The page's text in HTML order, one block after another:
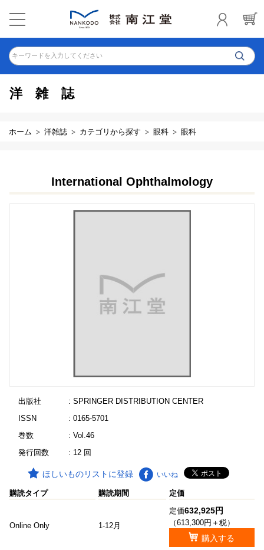
キーワードを入力してください
洋雑誌
ホーム 洋雑誌 カテゴリから探す 眼科 眼科
International Ophthalmology
出版社
: SPRINGER DISTRIBUTION CENTER
ISSN
: 0165-5701
巻数
: Vol.46
発行回数
: 12 回
ほしいものリストに登録 いいね
購読タイプ 購読期間 定価
Online Only 1-12月
定価632,925円
（613,300円＋税）
購入する